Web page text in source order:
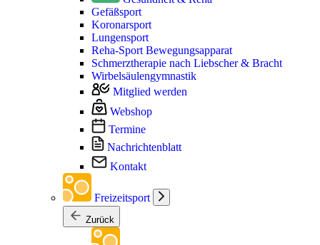
Gefäßsport
Koronarsport
Lungensport
Reha-Sport Bewegungsapparat
Schmerztherapie nach Liebscher & Bracht
Wirbelsäulengymnastik
Mitglied werden
Webshop
Termine
Nachrichtenblatt
Kontakt
Freizeitsport
Zurück